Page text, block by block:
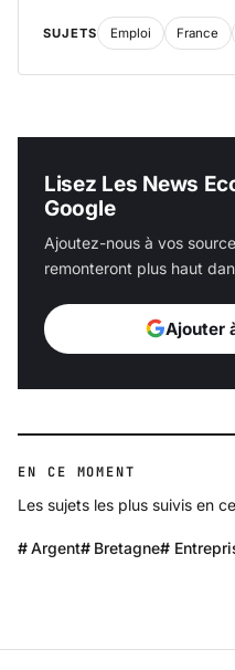
SUJETS Emploi France
Lisez Les News
Google
Ajoutez-nous à vos
remonteront plus haut
Ajouter
EN CE MOMENT
Les sujets les plus suivis en
Argent Bretagne